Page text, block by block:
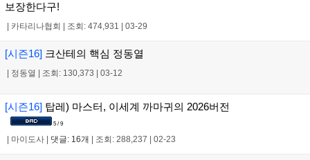
보장한다구!
카타리나협회 조회: 474,931 03-29
[시즌16] 크산테의 핵심 정동열
정동열 조회: 130,373 03-12
[시즌16] 탑레) 마스터, 이세계 까마귀의 2026버전
5 / 9
마이도사 댓글: 16개 조회: 288,237 02-23